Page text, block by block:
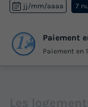
jj/mm/aaaa 7
Paiement
Paiement en